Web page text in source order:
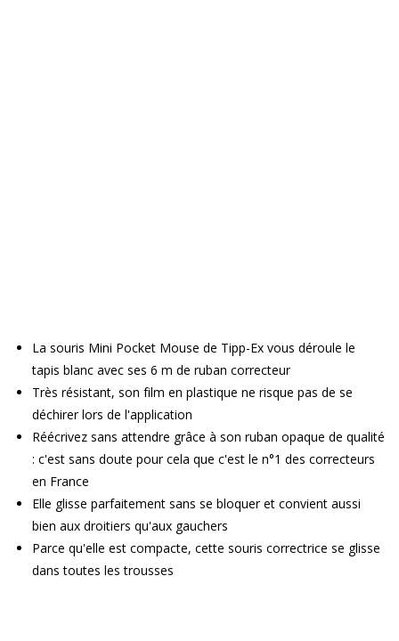
La souris Mini Pocket Mouse de Tipp-Ex vous déroule le
tapis blanc avec ses 6 m de ruban correcteur
Très résistant, son film en plastique ne risque pas de se
déchirer lors de l'application
Réécrivez sans attendre grâce à son ruban opaque de qualité
: c'est sans doute pour cela que c'est le n°1 des correcteurs
en France
Elle glisse parfaitement sans se bloquer et convient aussi
bien aux droitiers qu'aux gauchers
Parce qu'elle est compacte, cette souris correctrice se glisse
dans toutes les trousses